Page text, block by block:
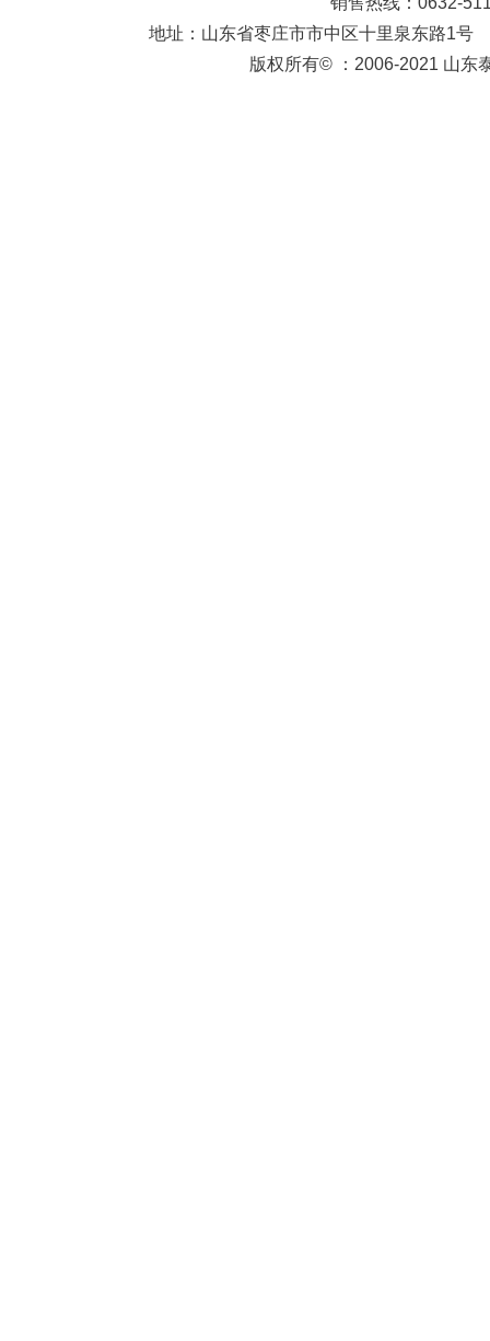
地址：山东省枣庄市市中区十里泉东路1
版权所有© ：2006-2021 山东